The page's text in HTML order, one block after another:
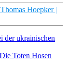
Hoepker |
der ukrainischen
Toten Hosen